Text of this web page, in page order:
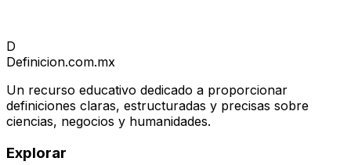
D
Definicion.com.mx
Un recurso educativo dedicado a proporcionar
definiciones claras, estructuradas y precisas sobre
ciencias, negocios y humanidades.
Explorar